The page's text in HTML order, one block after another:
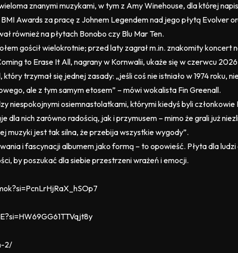
znanymi muzykami, w tym z Amy Winehouse, dla której
Awards za pracę z Johnem Legendem nad jego płytą Evolver
również na płytach Bonobo czy Blu Mar Ten.
gościł wielokrotnie; przed laty zagrał m.in. znakomity koncert
to Erase It All, nagrany w Kornwalii, ukaże się w czerwcu
trzymał się jednej zasady: „jeśli coś nie istniało w 1974 roku,
ale z tym samym etosem” – mówi wokalista Fin Greenall.
niespokojnymi osiemnastolatkami, którymi kiedyś byli
dla nich zarówno radością, jak i przymusem – mimo że grali już
muzyki jest tak silna, że przebija wszystkie wygody”.
i fascynacji albumem jako formą – to opowieść. Płyta dla
by poszukać dla siebie przestrzeni wrażeń i emocji.
2/